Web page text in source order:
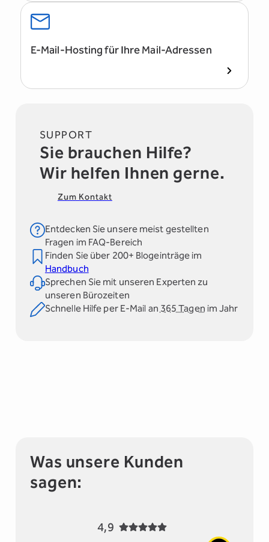
E-Mail-Hosting für Ihre Mail-Adressen
SUPPORT
Sie brauchen Hilfe?
Wir helfen Ihnen gerne.
Zum Kontakt
Entdecken Sie unsere meist gestellten
Fragen im FAQ-Bereich
Finden Sie über 200+ Blogeinträge im
Handbuch
Sprechen Sie mit unseren Experten zu
unseren Bürozeiten
Schnelle Hilfe per E-Mail an 365 Tagen im Jahr
Was unsere Kunden
sagen:
4,9